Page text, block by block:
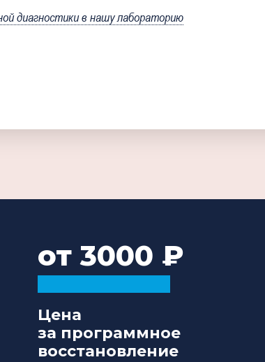
диагностики в нашу лабораторию
от 3000
Цена
за программное
восстановление